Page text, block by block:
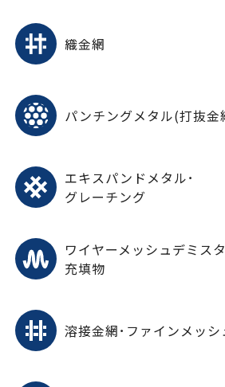
織金網
パンチングメタル(打抜金
エキスパンドメタル･
グレーチング
ワイヤーメッシュデミス
充填物
溶接金網･ファインメッシ